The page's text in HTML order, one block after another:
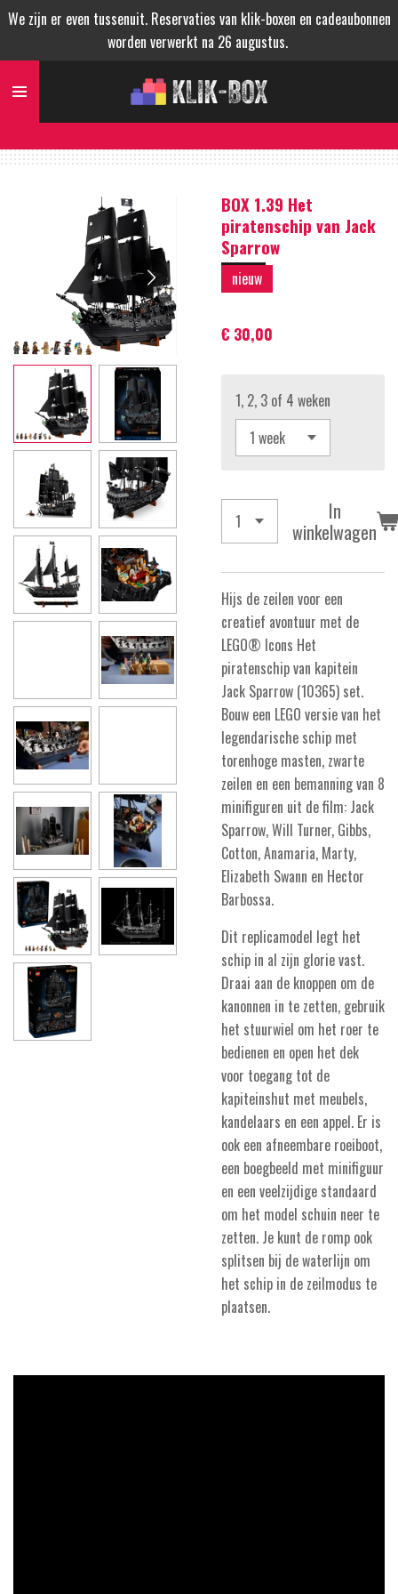
Ga
naar
de
We zijn er even tussenuit. Reservaties van klik-boxen en cadeaubonnen
worden verwerkt na 26 augustus.
BOX 1.39 Het
piratenschip van Jack
Sparrow
nieuw
€ 30,00
1, 2, 3 of 4 weken
In
winkelwagen
Hijs de zeilen voor een
creatief avontuur met de
LEGO® Icons Het
piratenschip van kapitein
Jack Sparrow (10365) set.
Bouw een LEGO versie van het
legendarische schip met
torenhoge masten, zwarte
zeilen en een bemanning van 8
minifiguren uit de film: Jack
Sparrow, Will Turner, Gibbs,
Cotton, Anamaria, Marty,
Elizabeth Swann en Hector
Barbossa.
Dit replicamodel legt het
schip in al zijn glorie vast.
Draai aan de knoppen om de
kanonnen in te zetten, gebruik
het stuurwiel om het roer te
bedienen en open het dek
voor toegang tot de
kapiteinshut met meubels,
kandelaars en een appel. Er is
ook een afneembare roeiboot,
een boegbeeld met minifiguur
en een veelzijdige standaard
om het model schuin neer te
zetten. Je kunt de romp ook
splitsen bij de waterlijn om
het schip in de zeilmodus te
plaatsen.